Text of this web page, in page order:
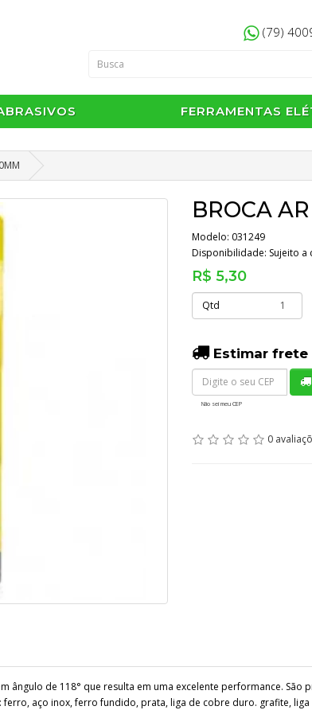
(79)
FERRAMENTAS
BROCA
Modelo: 031249
Disponibilidade: Sujeito
R$ 5,30
Qtd
Estimar frete
Não sei meu CEP
0
ângulo de 118° que resulta em uma excelente performance.
aço inox, ferro fundido, prata, liga de cobre duro. grafite,